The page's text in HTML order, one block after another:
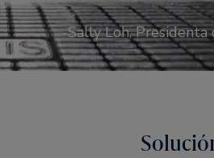
-Sally Loh, Presidenta